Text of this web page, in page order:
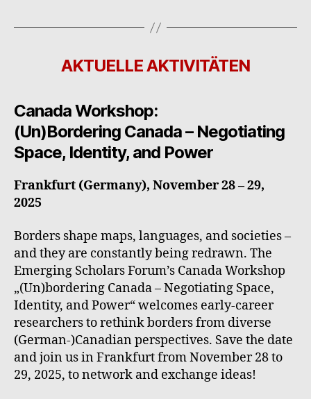
AKTUELLE AKTIVITÄTEN
Canada Workshop:
(Un)Bordering Canada – Negotiating
Space, Identity, and Power
Frankfurt (Germany), November 28 – 29,
2025
Borders shape maps, languages, and societies –
and they are constantly being redrawn. The
Emerging Scholars Forum’s Canada Workshop
„(Un)bordering Canada – Negotiating Space,
Identity, and Power“ welcomes early-career
researchers to rethink borders from diverse
(German-)Canadian perspectives. Save the date
and join us in Frankfurt from November 28 to
29, 2025, to network and exchange ideas!